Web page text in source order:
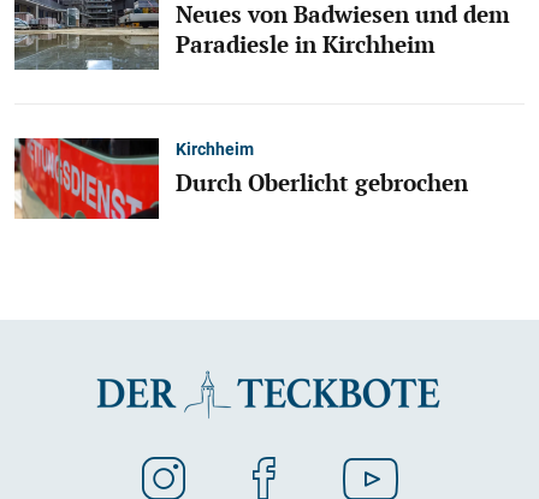
Neues von Badwiesen und dem
Paradiesle in Kirchheim
Kirchheim
Durch Oberlicht gebrochen